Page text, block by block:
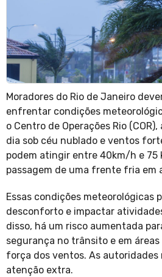
Moradores do Rio de Janeiro
enfrentar condições
o Centro de Operações Rio
dia sob céu nublado e ventos
podem atingir entre 40km/h e 75
passagem de uma frente fria em
Essas condições meteorológicas
desconforto e impactar
disso, há um risco aumentada
segurança no trânsito e em
força dos ventos. As
atenção extra.